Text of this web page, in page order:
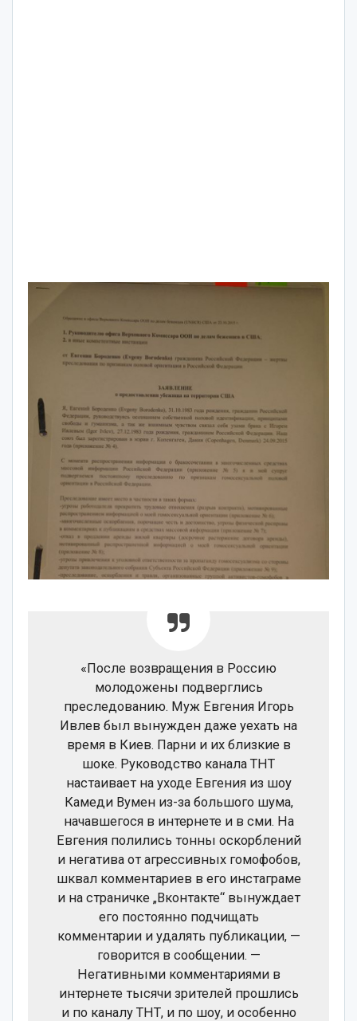
«После возвращения в Россию
молодожены подверглись
преследованию. Муж Евгения Игорь
Ивлев был вынужден даже уехать на
время в Киев. Парни и их близкие в
шоке. Руководство канала ТНТ
настаивает на уходе Евгения из шоу
Камеди Вумен из-за большого шума,
начавшегося в интернете и в сми. На
Евгения полились тонны оскорблений
и негатива от агрессивных гомофобов,
шквал комментариев в его инстаграме
и на страничке „Вконтакте“ вынуждает
его постоянно подчищать
комментарии и удалять публикации, —
говорится в сообщении. —
Негативными комментариями в
интернете тысячи зрителей прошлись
и по каналу ТНТ, и по шоу, и особенно